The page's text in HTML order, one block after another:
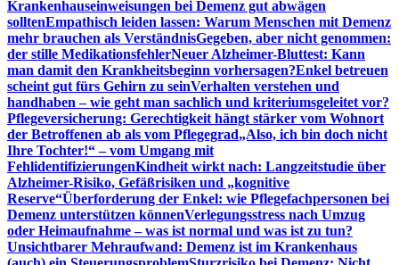
Krankenhauseinweisungen bei Demenz gut abwägen
solltenEmpathisch leiden lassen: Warum Menschen mit Demenz
mehr brauchen als VerständnisGegeben, aber nicht genommen:
der stille MedikationsfehlerNeuer Alzheimer-Bluttest: Kann
man damit den Krankheitsbeginn vorhersagen?Enkel betreuen
scheint gut fürs Gehirn zu seinVerhalten verstehen und
handhaben – wie geht man sachlich und kriteriumsgeleitet vor?
Pflegeversicherung: Gerechtigkeit hängt stärker vom Wohnort
der Betroffenen ab als vom Pflegegrad„Also, ich bin doch nicht
Ihre Tochter!“ – vom Umgang mit
FehlidentifizierungenKindheit wirkt nach: Langzeitstudie über
Alzheimer-Risiko, Gefäßrisiken und „kognitive
Reserve“Überforderung der Enkel: wie Pflegefachpersonen bei
Demenz unterstützen könnenVerlegungsstress nach Umzug
oder Heimaufnahme – was ist normal und was ist zu tun?
Unsichtbarer Mehraufwand: Demenz ist im Krankenhaus